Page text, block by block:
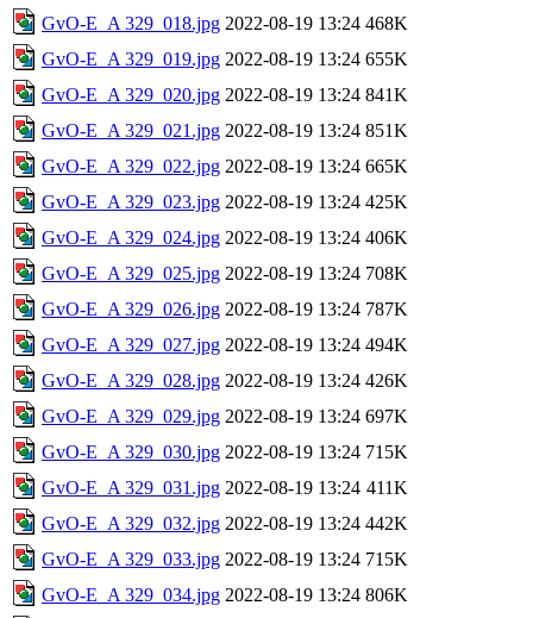
GvO-E_A 329_018.jpg 2022-08-19 13:24 468K
GvO-E_A 329_019.jpg 2022-08-19 13:24 655K
GvO-E_A 329_020.jpg 2022-08-19 13:24 841K
GvO-E_A 329_021.jpg 2022-08-19 13:24 851K
GvO-E_A 329_022.jpg 2022-08-19 13:24 665K
GvO-E_A 329_023.jpg 2022-08-19 13:24 425K
GvO-E_A 329_024.jpg 2022-08-19 13:24 406K
GvO-E_A 329_025.jpg 2022-08-19 13:24 708K
GvO-E_A 329_026.jpg 2022-08-19 13:24 787K
GvO-E_A 329_027.jpg 2022-08-19 13:24 494K
GvO-E_A 329_028.jpg 2022-08-19 13:24 426K
GvO-E_A 329_029.jpg 2022-08-19 13:24 697K
GvO-E_A 329_030.jpg 2022-08-19 13:24 715K
GvO-E_A 329_031.jpg 2022-08-19 13:24 411K
GvO-E_A 329_032.jpg 2022-08-19 13:24 442K
GvO-E_A 329_033.jpg 2022-08-19 13:24 715K
GvO-E_A 329_034.jpg 2022-08-19 13:24 806K